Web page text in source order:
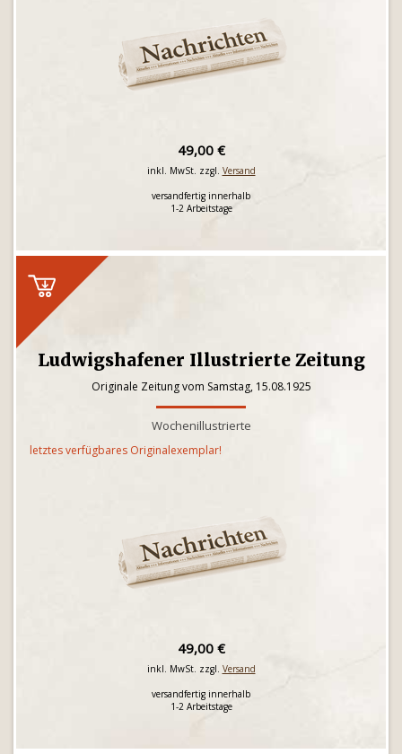
49,00 €
inkl. MwSt. zzgl. Versand
versandfertig innerhalb
1-2 Arbeitstage
Ludwigshafener Illustrierte Zeitung
Originale Zeitung vom Samstag, 15.08.1925
Wochenillustrierte
letztes verfügbares Originalexemplar!
49,00 €
inkl. MwSt. zzgl. Versand
versandfertig innerhalb
1-2 Arbeitstage